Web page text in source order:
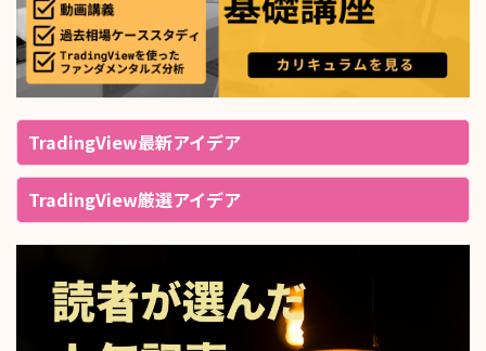
TradingView最新アイデア
TradingView厳選アイデア